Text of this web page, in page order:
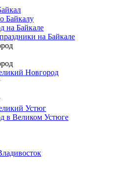
Байкалу
на Байкале
на Байкале
Новгород
Устюг
в Великом Устюге